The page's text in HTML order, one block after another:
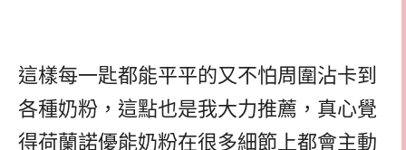
這樣每一匙都能平平的又不怕周圍沾卡到
各種奶粉，這點也是我大力推薦，真心覺
得荷蘭諾優能奶粉在很多細節上都會主動